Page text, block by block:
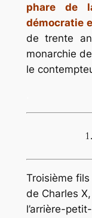
phare de
démocratie
de trente
monarchie
le
Troisième
de Charles
l’arrière-